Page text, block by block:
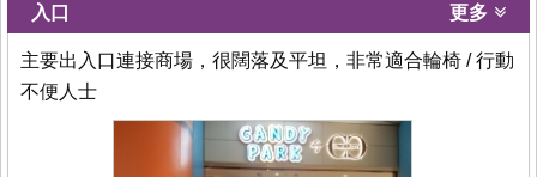
入口 更多
主要出入口連接商場，很闊落及平坦，非常適合輪椅 / 行動
不便人士